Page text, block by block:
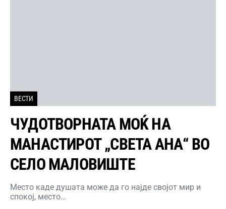
ВЕСТИ
ЧУДОТВОРНАТА МОЌ НА
МАНАСТИРОТ „СВЕТА АНА“ ВО
СЕЛО МАЛОВИШТЕ
Место каде душата може да го најде својот мир и
спокој, место…